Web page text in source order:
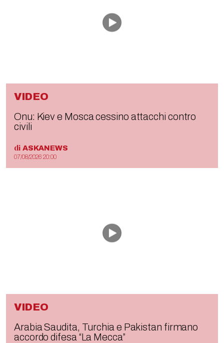
VIDEO
Onu: Kiev e Mosca cessino attacchi contro
civili
di ASKANEWS
07/08/2026 20:00
VIDEO
Arabia Saudita, Turchia e Pakistan firmano
accordo difesa “La Mecca”